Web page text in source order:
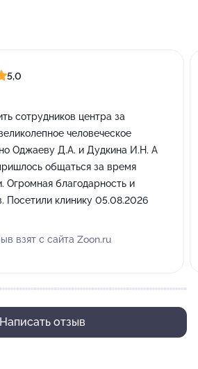
5,0
сотрудников центра за
человеческое
Оджаеву Д.А. и Дудкина И.Н. А
общаться за время
Огромная благодарность и
Посетили клинику 05.08.2026
взят с сайта Zoon.ru
Написать отзыв